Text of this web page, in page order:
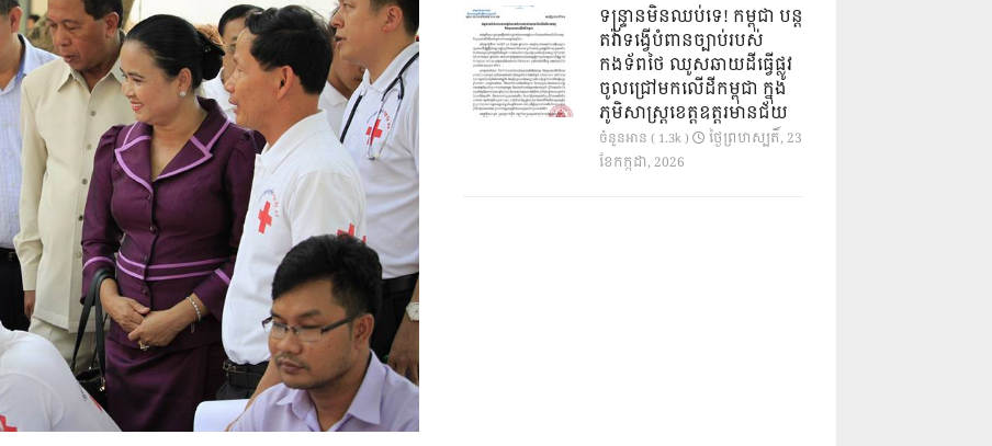
ទន្ទ្រានមិនឈប់ទេ! កម្ពុជា បន្ត
តវ៉ាទង្វើបំពានច្បាប់របស់
កងទ័ពថៃ ឈូសឆាយដីធ្វើផ្លូវ
ចូលជ្រៅមកលើដីកម្ពុជា ក្នុង
ភូមិសាស្ត្រខេត្តឧត្តរមានជ័យ
ចំនួនអាន ( 1.3k )
ថ្ងៃ​ព្រហស្បតិ៍, 23
ខែ​កក្កដា, 2026